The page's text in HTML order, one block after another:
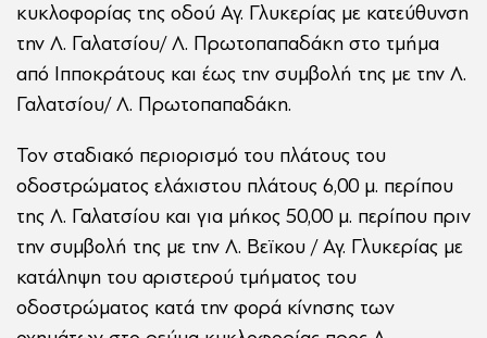
κυκλοφορίας της οδού Αγ. Γλυκερίας με κατεύθυνση
την Λ. Γαλατσίου/ Λ. Πρωτοπαπαδάκη στο τμήμα
από Ιπποκράτους και έως την συμβολή της με την Λ.
Γαλατσίου/ Λ. Πρωτοπαπαδάκη.
Τον σταδιακό περιορισμό του πλάτους του
οδοστρώματος ελάχιστου πλάτους 6,00 μ. περίπου
της Λ. Γαλατσίου και για μήκος 50,00 μ. περίπου πριν
την συμβολή της με την Λ. Βεϊκου / Αγ. Γλυκερίας με
κατάληψη του αριστερού τμήματος του
οδοστρώματος κατά την φορά κίνησης των